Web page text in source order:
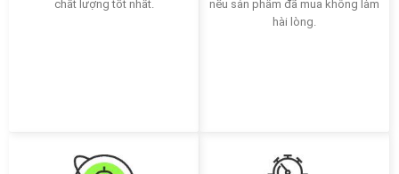
chất lượng tốt nhất.
nếu sản phẩm đã mua không làm
hài lòng.